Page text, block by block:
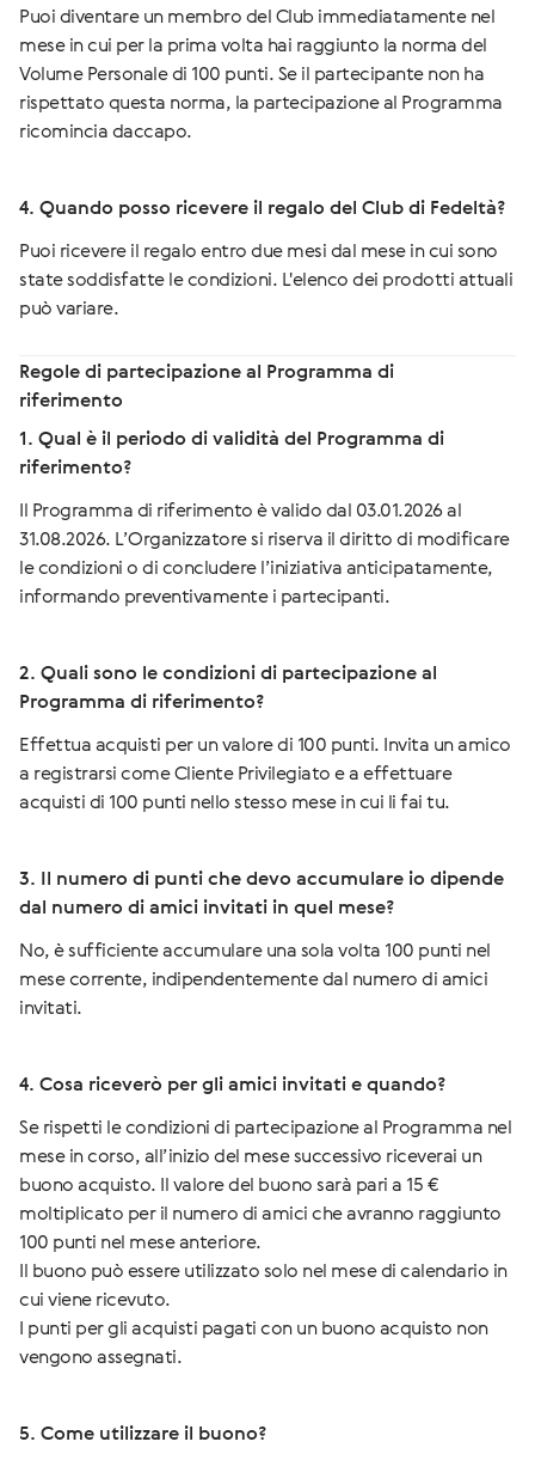
Puoi diventare un membro del Club immediatamente nel
mese in cui per la prima volta hai raggiunto la norma del
Volume Personale di 100 punti. Se il partecipante non ha
rispettato questa norma, la partecipazione al Programma
ricomincia daccapo.
4. Quando posso ricevere il regalo del Club di Fedeltà?
Puoi ricevere il regalo entro due mesi dal mese in cui sono
state soddisfatte le condizioni. L'elenco dei prodotti attuali
può variare.
Regole di partecipazione al Programma di
riferimento
1. Qual è il periodo di validità del Programma di
riferimento?
Il Programma di riferimento è valido dal 03.01.2026 al
31.08.2026. L’Organizzatore si riserva il diritto di modificare
le condizioni o di concludere l’iniziativa anticipatamente,
informando preventivamente i partecipanti.
2. Quali sono le condizioni di partecipazione al
Programma di riferimento?
Effettua acquisti per un valore di 100 punti. Invita un amico
a registrarsi come Cliente Privilegiato e a effettuare
acquisti di 100 punti nello stesso mese in cui li fai tu.
3. Il numero di punti che devo accumulare io dipende
dal numero di amici invitati in quel mese?
No, è sufficiente accumulare una sola volta 100 punti nel
mese corrente, indipendentemente dal numero di amici
invitati.
4. Cosa riceverò per gli amici invitati e quando?
Se rispetti le condizioni di partecipazione al Programma nel
mese in corso, all’inizio del mese successivo riceverai un
buono acquisto. Il valore del buono sarà pari a 15 €
moltiplicato per il numero di amici che avranno raggiunto
100 punti nel mese anteriore.
Il buono può essere utilizzato solo nel mese di calendario in
cui viene ricevuto.
I punti per gli acquisti pagati con un buono acquisto non
vengono assegnati.
5. Come utilizzare il buono?